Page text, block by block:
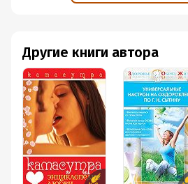
Другие книги автора